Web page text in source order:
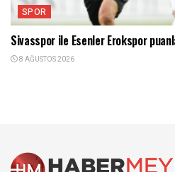
SPOR
Sivasspor ile Esenler Erokspor
8 AĞUSTOS 2026